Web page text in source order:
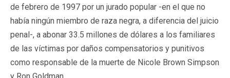
de febrero de 1997 por un jurado popular -en el que no
había ningún miembro de raza negra, a diferencia del juicio
penal-, a abonar 33.5 millones de dólares a los familiares
de las víctimas por daños compensatorios y punitivos
como responsable de la muerte de Nicole Brown Simpson